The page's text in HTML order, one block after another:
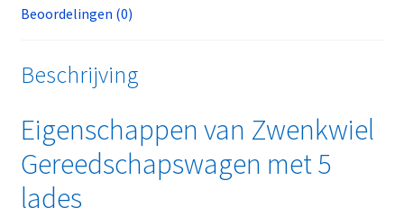
Beoordelingen (0)
Beschrijving
Eigenschappen van Zwenkwiel
Gereedschapswagen met 5
lades